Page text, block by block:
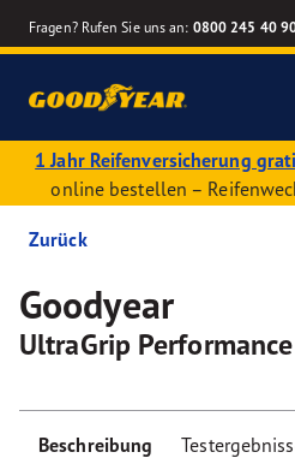
Fragen? Rufen Sie uns an: 0800 245 40
1 Jahr Reifenversicherung
online bestellen –
Zurück
Goodyear
UltraGrip
Beschreibung